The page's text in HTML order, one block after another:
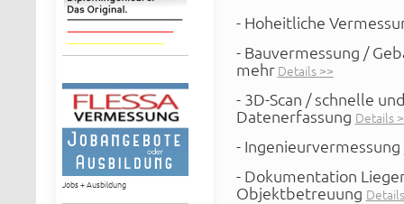
Jobs + Ausbildung
- Hoheitliche
- Bauvermessung /
mehr Details >>
- 3D-Scan / schnelle
Datenerfassung Details
-
- Dokumentation
Objektbetreuung